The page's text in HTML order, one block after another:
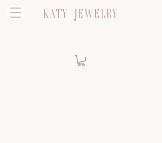
KATY JEWELRY